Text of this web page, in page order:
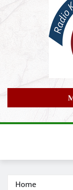
Home